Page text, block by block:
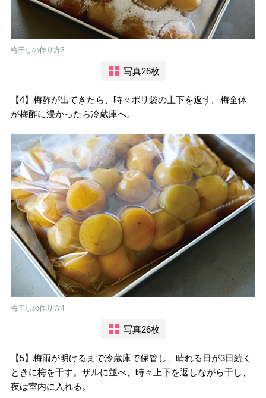
梅干しの作り方3
写真26枚
【4】梅酢が出てきたら、時々ポリ袋の上下を返す。梅全体
が梅酢に浸かったら冷蔵庫へ。
梅干しの作り方4
写真26枚
【5】梅雨が明けるまで冷蔵庫で保管し、晴れる日が3日続く
ときに梅を干す。ザルに並べ、時々上下を返しながら干し、
夜は室内に入れる。